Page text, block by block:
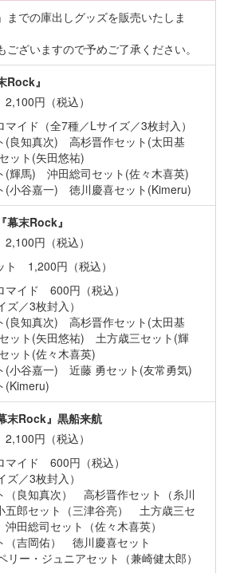
までの庫出しグッズを販売いたしま
ざいますので予めご了承ください。
』
円（税込）
イド（全7種／Lサイズ／3枚封入）
(良知真次) 高杉晋作セット(太田基
ット(矢田悠祐)
(輝馬) 沖田総司セット(佐々木喜英)
(小谷嘉一) 徳川慶喜セット(Kimeru)
末Rock』
円（税込）
ト 1,200円（税込）
マイド 600円（税込）
ズ／3枚封入）
(良知真次) 高杉晋作セット(太田基
ット(矢田悠祐) 土方歳三セット(輝
ット(佐々木喜英)
(小谷嘉一) 近藤 勇セット(友常勇気)
(Kimeru)
Rock』黒船来航
円（税込）
マイド 600円（税込）
ズ／3枚封入）
（良知真次） 高杉晋作セット（糸川
郎セット（三津谷亮） 土方歳三セ
田総司セット（佐々木喜英）
（吉岡佑） 徳川慶喜セット
リー・ジュニアセット（兼崎健太郎）